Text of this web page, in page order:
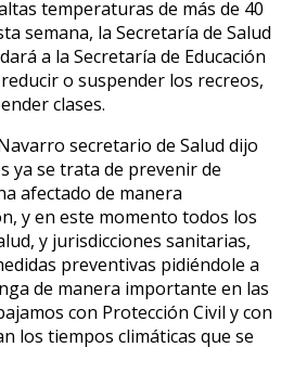
temperaturas de más de 40
semana, la Secretaría de Salud
a la Secretaría de Educación
o suspender los recreos,
clases.
secretario de Salud dijo
ya se trata de prevenir de
afectado de manera
y en este momento todos los
y jurisdicciones sanitarias,
preventivas pidiéndole a
de manera importante en las
con Protección Civil y con
los tiempos climáticas que se